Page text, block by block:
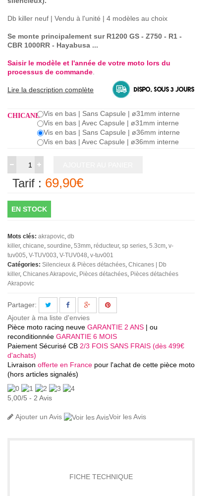
Db killer neuf | Vendu à l'unité | 4 modèles au choix
Se monte principalement sur R1200 GS - Z750 - R1 -
CBR 1000RR - Hayabusa ...
Saisir le modèle et l'année de votre moto lors du
processus de commande.
Lire la description complète
CHICANE Vis en bas | Sans Capsule | ø31mm interne
Vis en bas | Avec Capsule | ø31mm interne
Vis en bas | Sans Capsule | ø36mm interne
Vis en bas | Avec Capsule | ø36mm interne
Tarif : 69,90€
EN STOCK
Mots clés: akrapovic db
killer chicane sourdine 53mm réducteur sp series 5.3cm v-
tuv005 V-TUV003 V-TUV048 v-tuv001
Catégories: Silencieux & Pièces détachées Chicanes | Db
killer Chicanes Akrapovic Pièces détachées Pièces détachées
Akrapovic
Partager:
Ajouter à ma liste d'envies
Pièce moto racing neuve GARANTIE 2 ANS | ou
reconditionnée GARANTIE 6 MOIS
Paiement Sécurisé CB 2/3 FOIS SANS FRAIS (dès 499€
d'achats)
Livraison offerte en France pour l'achat de cette pièce moto
(hors articles signalés)
5,00/5 - 2 Avis
Ajouter un Avis Voir les Avis
FICHE TECHNIQUE